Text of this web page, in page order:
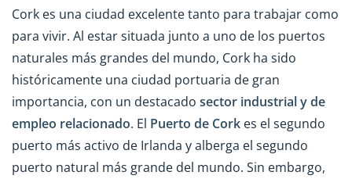
Cork es una ciudad excelente tanto para trabajar como
para vivir. Al estar situada junto a uno de los puertos
naturales más grandes del mundo, Cork ha sido
históricamente una ciudad portuaria de gran
importancia, con un destacado sector industrial y de
empleo relacionado. El Puerto de Cork es el segundo
puerto más activo de Irlanda y alberga el segundo
puerto natural más grande del mundo. Sin embargo,